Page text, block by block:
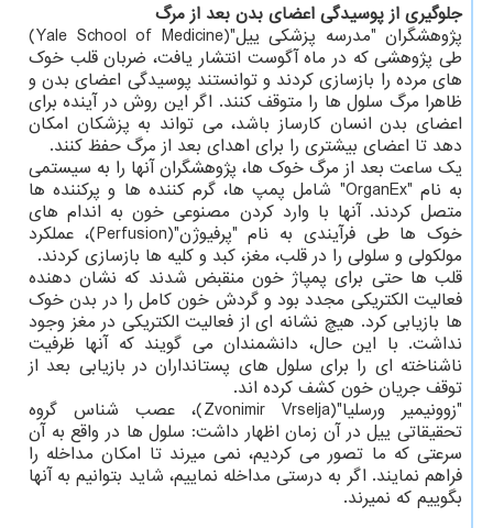
جلوگیری از پوسیدگی اعضای بدن بعد از مرگ
پژوهشگران "مدرسه پزشکی ییل"(Yale School of Medicine)
طی پژوهشی که در ماه آگوست انتشار یافت، ضربان قلب خوک
های مرده را بازسازی کردند و توانستند پوسیدگی اعضای بدن و
ظاهرا مرگ سلول ها را متوقف کنند. اگر این روش در آینده برای
اعضای بدن انسان کارساز باشد، می تواند به پزشکان امکان
دهد تا اعضای بیشتری را برای اهدای بعد از مرگ حفظ کنند.
یک ساعت بعد از مرگ خوک ها، پژوهشگران آنها را به سیستمی
به نام "OrganEx" شامل پمپ ها، گرم کننده ها و پرکننده ها
متصل کردند. آنها با وارد کردن مصنوعی خون به اندام های
خوک ها طی فرآیندی به نام "پرفیوژن"(Perfusion)، عملکرد
مولکولی و سلولی را در قلب، مغز، کبد و کلیه ها بازسازی کردند.
قلب ها حتی برای پمپاژ خون منقبض شدند که نشان دهنده
فعالیت الکتریکی مجدد بود و گردش خون کامل را در بدن خوک
ها بازیابی کرد. هیچ نشانه ای از فعالیت الکتریکی در مغز وجود
نداشت. با این حال، دانشمندان می گویند که آنها ظرفیت
ناشناخته ای را برای سلول های پستانداران در بازیابی بعد از
توقف جریان خون کشف کرده اند.
"زوونیمیر ورسلیا"(Zvonimir Vrselja)، عصب شناس گروه
تحقیقاتی ییل در آن زمان اظهار داشت: سلول ها در واقع به آن
سرعتی که ما تصور می کردیم، نمی میرند تا امکان مداخله را
فراهم نمایند. اگر به درستی مداخله نماییم، شاید بتوانیم به آنها
بگوییم که نمیرند.